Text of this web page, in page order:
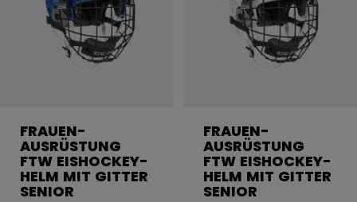
FRAUEN-
AUSRÜSTUNG
FTW EISHOCKEY-
HELM MIT GITTER
SENIOR
FRAUEN-
AUSRÜSTUNG
FTW EISHOCKEY-
HELM MIT GITTER
SENIOR